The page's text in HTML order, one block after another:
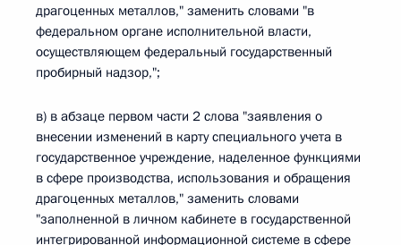
драгоценных металлов," заменить словами "в
федеральном органе исполнительной власти,
осуществляющем федеральный государственный
пробирный надзор,";
в) в абзаце первом части 2 слова "заявления о
внесении изменений в карту специального учета в
государственное учреждение, наделенное функциями
в сфере производства, использования и обращения
драгоценных металлов," заменить словами
"заполненной в личном кабинете в государственной
интегрированной информационной системе в сфере